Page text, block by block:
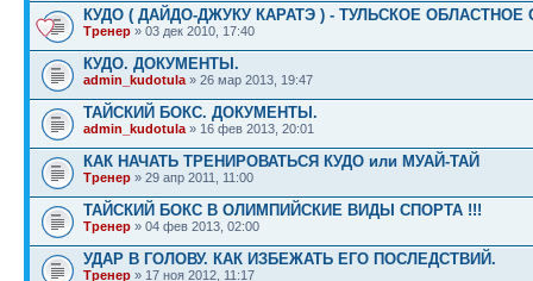
КУДО ( ДАЙДО-ДЖУКУ КАРАТЭ ) - ТУЛЬСКОЕ ОБЛАСТНОЕ
Тренер » 03 дек 2010, 17:40
КУДО. ДОКУМЕНТЫ.
admin_kudotula » 26 мар 2013, 19:47
ТАЙСКИЙ БОКС. ДОКУМЕНТЫ.
admin_kudotula » 16 фев 2013, 20:01
КАК НАЧАТЬ ТРЕНИРОВАТЬСЯ КУДО или МУАЙ-ТАЙ
Тренер » 29 апр 2011, 11:00
ТАЙСКИЙ БОКС В ОЛИМПИЙСКИЕ ВИДЫ СПОРТА !!!
Тренер » 04 фев 2013, 02:00
УДАР В ГОЛОВУ. КАК ИЗБЕЖАТЬ ЕГО ПОСЛЕДСТВИЙ.
Тренер » 17 ноя 2012, 11:17